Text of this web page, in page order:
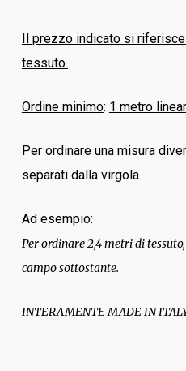
Il prezzo indicato si
tessuto.
Ordine minimo: 1 metro
Per ordinare una misura
separati dalla virgola.
Ad esempio:
Per ordinare 2,4 metri di tessuto,
campo sottostante.
INTERAMENTE MADE IN